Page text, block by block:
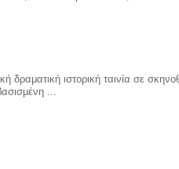
δραματική ιστορική ταινία σε
...